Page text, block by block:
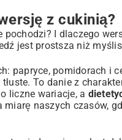
z cukinią?
I dlaczego
jest prostsza niż
papryce, pomidorach i
To danie z
liczne wariacje, a
naszych czasów,